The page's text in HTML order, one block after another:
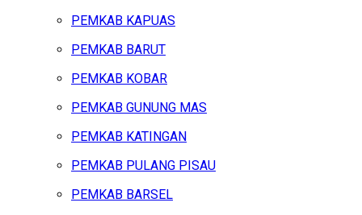
PEMKAB KAPUAS
PEMKAB BARUT
PEMKAB KOBAR
PEMKAB GUNUNG MAS
PEMKAB KATINGAN
PEMKAB PULANG PISAU
PEMKAB BARSEL